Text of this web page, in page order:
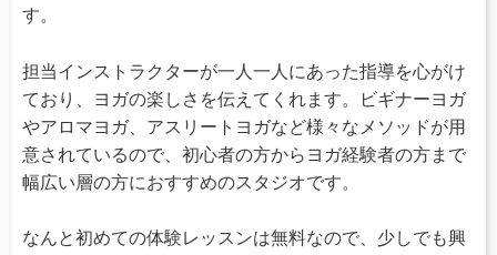
す。
担当インストラクターが一人一人にあった指導を心がけ
ており、ヨガの楽しさを伝えてくれます。ビギナーヨガ
やアロマヨガ、アスリートヨガなど様々なメソッドが用
意されているので、初心者の方からヨガ経験者の方まで
幅広い層の方におすすめのスタジオです。
なんと初めての体験レッスンは無料なので、少しでも興